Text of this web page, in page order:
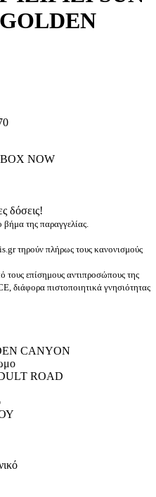
BOX NOW
δόσεις!
βήμα της παραγγελίας.
τηρούν πλήρως τους κανονισμούς
τους επίσημους αντιπροσώπους της
διάφορα πιστοποιητικά γνησιότητας
CANYON
ROAD